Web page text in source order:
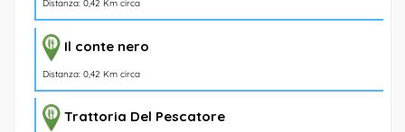
Distanza: 0,42 Km circa
Il conte nero
Distanza: 0,42 Km circa
Trattoria Del Pescatore